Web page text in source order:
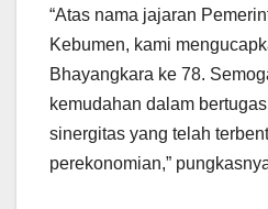
“Atas nama jajaran
Kebumen, kami
Bhayangkara ke 78.
kemudahan dalam
sinergitas yang telah
perekonomian,”